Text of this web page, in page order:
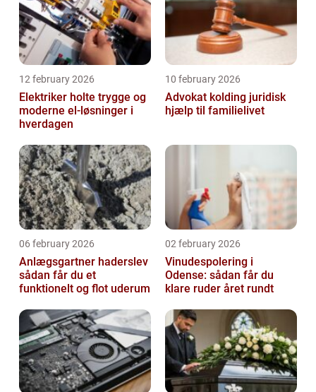
12 february 2026
Elektriker holte trygge og
moderne el-løsninger i
hverdagen
10 february 2026
Advokat kolding juridisk
hjælp til familielivet
06 february 2026
Anlægsgartner haderslev
sådan får du et
funktionelt og flot uderum
02 february 2026
Vinudespolering i
Odense: sådan får du
klare ruder året rundt